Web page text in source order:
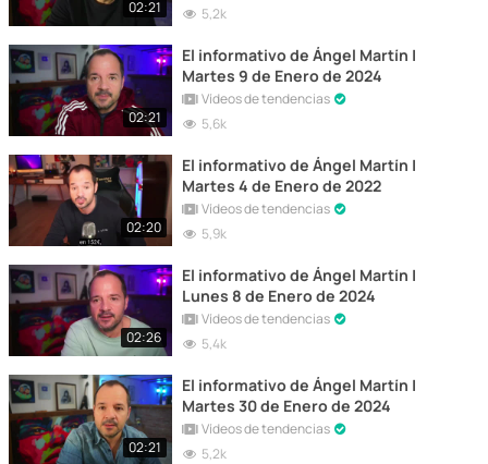
02:21
5,2k
02:21
El informativo de Ángel Martín |
Martes 9 de Enero de 2024
Vídeos de tendencias
5,6k
02:20
El informativo de Ángel Martín |
Martes 4 de Enero de 2022
Vídeos de tendencias
5,9k
02:26
El informativo de Ángel Martín |
Lunes 8 de Enero de 2024
Vídeos de tendencias
5,4k
02:21
El informativo de Ángel Martín |
Martes 30 de Enero de 2024
Vídeos de tendencias
5,2k